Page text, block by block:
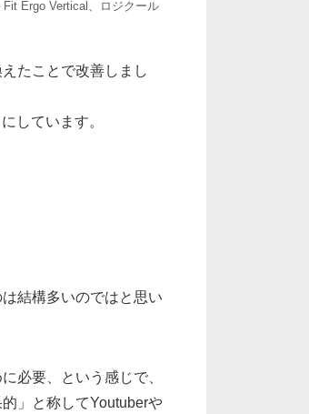
Ergo Vertical、ロジクール
たことで改善しまし
しています。
結構多いのではと思い
必要、という感じで、
」と称してYoutuberや